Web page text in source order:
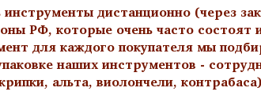
дистанционно (через
РФ, которые очень часто состоят
для каждого покупателя мы
наших инструментов -
альта, виолончели,